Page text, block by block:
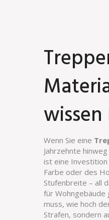
wissen
Wenn Sie eine
Jahrzehnte
ist eine Investition
Farbe oder des
Stufenbreite – all
für Wohngebäude
muss, wie hoch
Strafen, sondern